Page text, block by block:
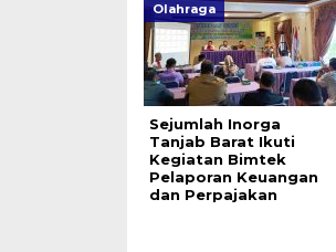
Olahraga
Sejumlah Inorga
Tanjab Barat Ikuti
Kegiatan Bimtek
Pelaporan Keuangan
dan Perpajakan